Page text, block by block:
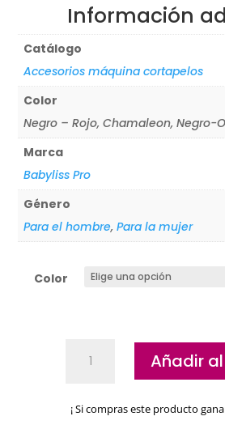
Información
Catálogo
Accesorios máquina cortapelos
Color
Negro – Rojo, Chamaleon, Negro-
Marca
Babyliss Pro
Género
Para el hombre,Para la mujer
Color
Babyliss
Añadir
¡ Si compras este producto